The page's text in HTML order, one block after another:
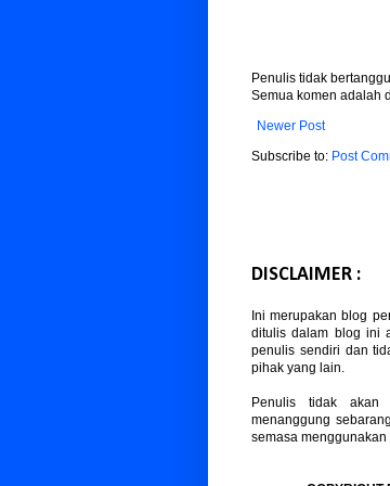
Penulis tidak
Semua komen adalah
Newer Post
Subscribe to: Post
DISCLAIMER :
Ini merupakan blog
ditulis dalam blog ini
penulis sendiri dan
pihak yang lain.
Penulis tidak akan
menanggung
semasa menggunakan